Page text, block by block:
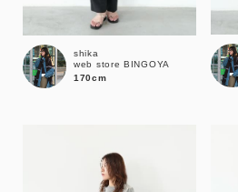
キーワード
MENS
shika
web store BINGOYA
170cm